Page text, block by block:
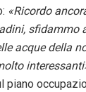
«Ricordo
sfidammo
acque della
piano